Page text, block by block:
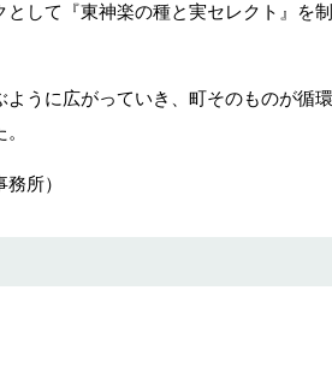
して『東神楽の種と実セレクト』を
うに広がっていき、町そのものが循
所）